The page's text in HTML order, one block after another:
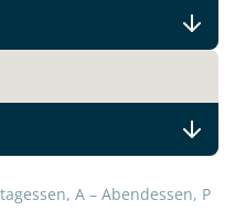
A – Abendessen, P